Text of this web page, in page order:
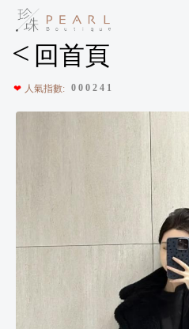
< 回首頁
❤ 人氣指數: 0 0 0 2 4 1